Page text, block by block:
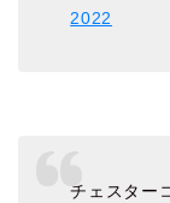
2022
チェスター